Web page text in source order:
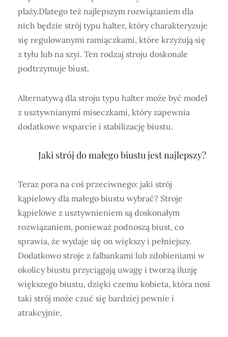
plaży.Dlatego też najlepszym rozwiązaniem dla
nich będzie strój typu halter, który charakteryzuje
się regulowanymi ramiączkami, które krzyżują się
z tyłu lub na szyi. Ten rodzaj stroju doskonale
podtrzymuje biust.
Alternatywą dla stroju typu halter może być model
z usztywnianymi miseczkami, który zapewnia
dodatkowe wsparcie i stabilizację biustu.
Jaki strój do małego biustu jest najlepszy?
Teraz pora na coś przeciwnego: jaki strój
kąpielowy dla małego biustu wybrać? Stroje
kąpielowe z usztywnieniem są doskonałym
rozwiązaniem, ponieważ podnoszą biust, co
sprawia, że wydaje się on większy i pełniejszy.
Dodatkowo stroje z falbankami lub zdobieniami w
okolicy biustu przyciągają uwagę i tworzą iluzję
większego biustu, dzięki czemu kobieta, która nosi
taki strój może czuć się bardziej pewnie i
atrakcyjnie.